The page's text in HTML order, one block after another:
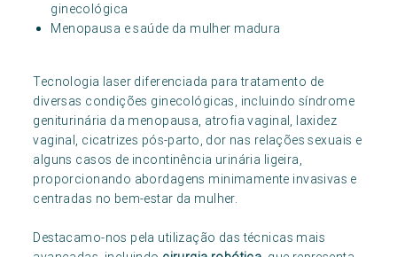
ginecológica
Menopausa e saúde da mulher madura
Tecnologia laser diferenciada para tratamento de
diversas condições ginecológicas, incluindo síndrome
geniturinária da menopausa, atrofia vaginal, laxidez
vaginal, cicatrizes pós-parto, dor nas relações sexuais e
alguns casos de incontinência urinária ligeira,
proporcionando abordagens minimamente invasivas e
centradas no bem-estar da mulher.
Destacamo-nos pela utilização das técnicas mais